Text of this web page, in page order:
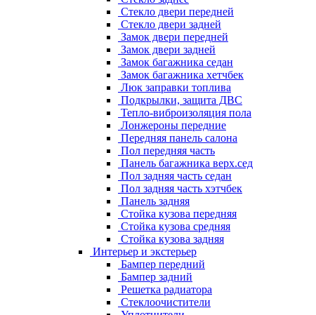
Стекло двери передней
Стекло двери задней
Замок двери передней
Замок двери задней
Замок багажника седан
Замок багажника хетчбек
Люк заправки топлива
Подкрылки, защита ДВС
Тепло-виброизоляция пола
Лонжероны передние
Передняя панель салона
Пол передняя часть
Панель багажника верх.сед
Пол задняя часть седан
Пол задняя часть хэтчбек
Панель задняя
Стойка кузова передняя
Стойка кузова средняя
Стойка кузова задняя
Интерьер и экстерьер
Бампер передний
Бампер задний
Решетка радиатора
Стеклоочистители